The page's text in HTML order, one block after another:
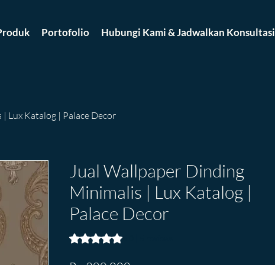
Portofolio Hubungi Kami & Jadwalkan Konsultasi
Lux Katalog | Palace Decor
Jual Wallpaper Dinding
Minimalis | Lux Katalog |
Palace Decor
Rating is 5.0 out of five stars based on 5 reviews